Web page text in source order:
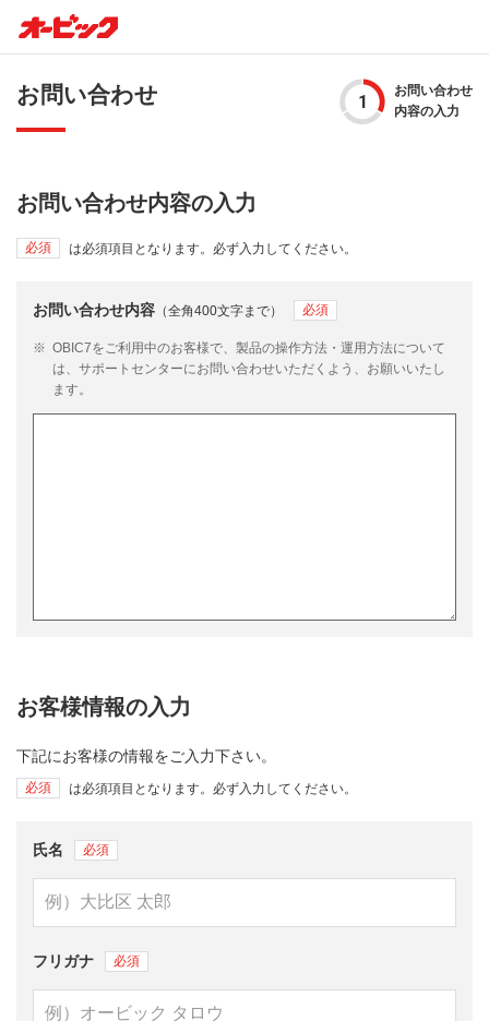
お問い合わせ
お問い合わせ
内容の入力
お問い合わせ内容の入力
必須 は必須項目となります。必ず入力してください。
お問い合わせ内容 （全角400文字まで）
※ OBIC7をご利用中のお客様で、製品の操作方法・運用方法について
は、サポートセンターにお問い合わせいただくよう、お願いいたし
ます。
お客様情報の入力
下記にお客様の情報をご入力下さい。
必須 は必須項目となります。必ず入力してください。
氏名
フリガナ